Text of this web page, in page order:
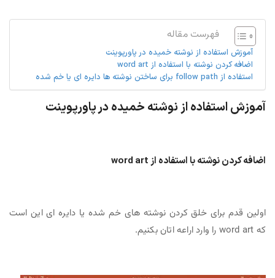
فهرست مقاله
آموزش استفاده از نوشته‌ خمیده در پاورپوینت
اضافه کردن نوشته با استفاده از word art
استفاده از follow path برای ساختن نوشته ها دایره ای یا خم شده
آموزش استفاده از نوشته‌ خمیده در پاورپوینت
اضافه کردن نوشته با استفاده از word art
اولین قدم برای خلق کردن نوشته های خم شده یا دایره ای این است
که word art را وارد اراعه اتان بکنیم.